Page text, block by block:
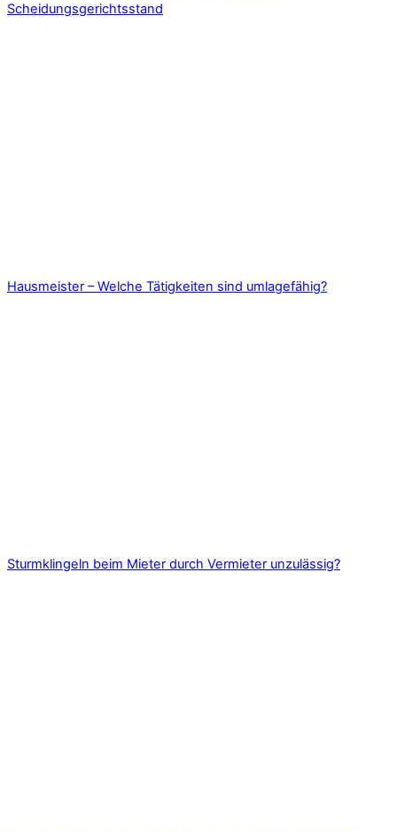
Scheidungsgerichtsstand
Hausmeister – Welche Tätigkeiten sind umlagefähig?
Sturmklingeln beim Mieter durch Vermieter unzulässig?